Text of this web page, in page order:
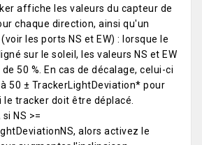
affiche les valeurs du capteur de
chaque direction, ainsi qu'un
les ports NS et EW) : lorsque le
sur le soleil, les valeurs NS et EW
50 %. En cas de décalage, celui-ci
50 ± TrackerLightDeviation* pour
le tracker doit être déplacé.
NS >=
alors activez le